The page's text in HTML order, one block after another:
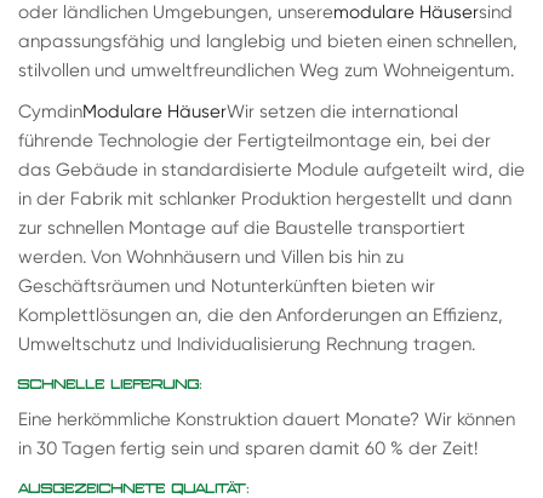
oder ländlichen Umgebungen, unseremodulare Häusersind
anpassungsfähig und langlebig und bieten einen schnellen,
stilvollen und umweltfreundlichen Weg zum Wohneigentum.
CymdinModulare HäuserWir setzen die international
führende Technologie der Fertigteilmontage ein, bei der
das Gebäude in standardisierte Module aufgeteilt wird, die
in der Fabrik mit schlanker Produktion hergestellt und dann
zur schnellen Montage auf die Baustelle transportiert
werden. Von Wohnhäusern und Villen bis hin zu
Geschäftsräumen und Notunterkünften bieten wir
Komplettlösungen an, die den Anforderungen an Effizienz,
Umweltschutz und Individualisierung Rechnung tragen.
SCHNELLE LIEFERUNG:
Eine herkömmliche Konstruktion dauert Monate? Wir können
in 30 Tagen fertig sein und sparen damit 60 % der Zeit!
AUSGEZEICHNETE QUALITÄT: